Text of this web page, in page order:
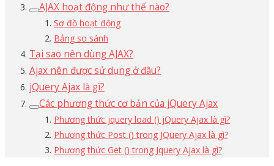
AJAX hoạt động như thế nào?
Sơ đồ hoạt động
Bảng so sánh
Tại sao nên dùng AJAX?
Ajax nên được sử dụng ở đâu?
jQuery Ajax là gì?
Các phương thức cơ bản của jQuery Ajax
Phương thức jquery load () jQuery Ajax là gì?
Phương thức Post () trong JQuery Ajax là gì?
Phương thức Get () trong Jquery Ajax là gì?